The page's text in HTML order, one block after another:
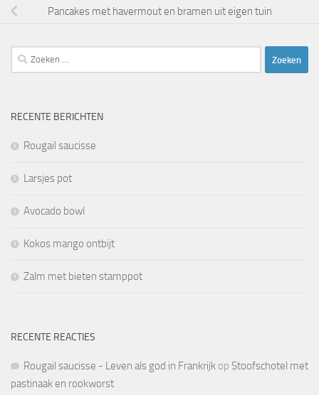
Pancakes met havermout en bramen uit eigen tuin
Zoeken
naar:
RECENTE BERICHTEN
Rougail saucisse
Larsjes pot
Avocado bowl
Kokos mango ontbijt
Zalm met bieten stamppot
RECENTE REACTIES
Rougail saucisse - Leven als god in Frankrijk op Stoofschotel met
pastinaak en rookworst